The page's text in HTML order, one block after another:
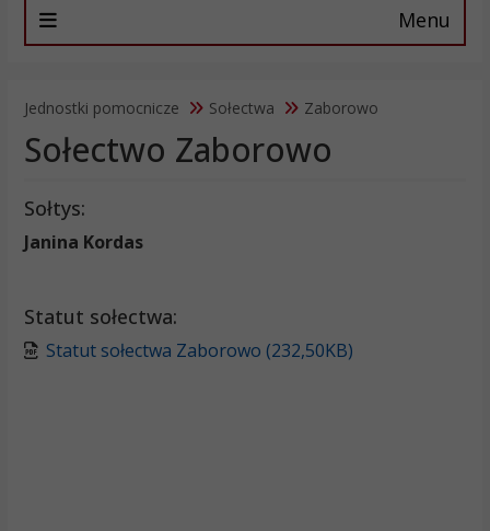
Menu
Jednostki pomocnicze Sołectwa Zaborowo
Sołectwo Zaborowo
Sołtys:
Janina Kordas
Statut sołectwa:
Statut sołectwa Zaborowo (232,50KB)